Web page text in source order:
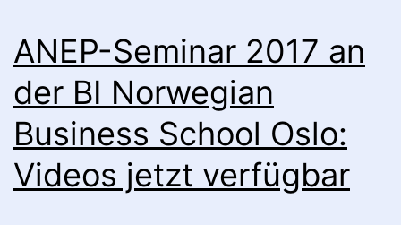
an
der
BI
Business
School
ANEP-Seminar 2017 an
der BI Norwegian
Business School Oslo:
Videos jetzt verfügbar